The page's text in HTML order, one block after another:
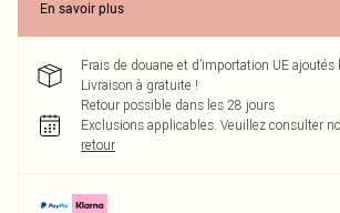
En savoir plus
Frais de douane et d’importation UE
Livraison à gratuite !
Retour possible dans les 28 jours
Exclusions applicables. Veuillez consulter
retour